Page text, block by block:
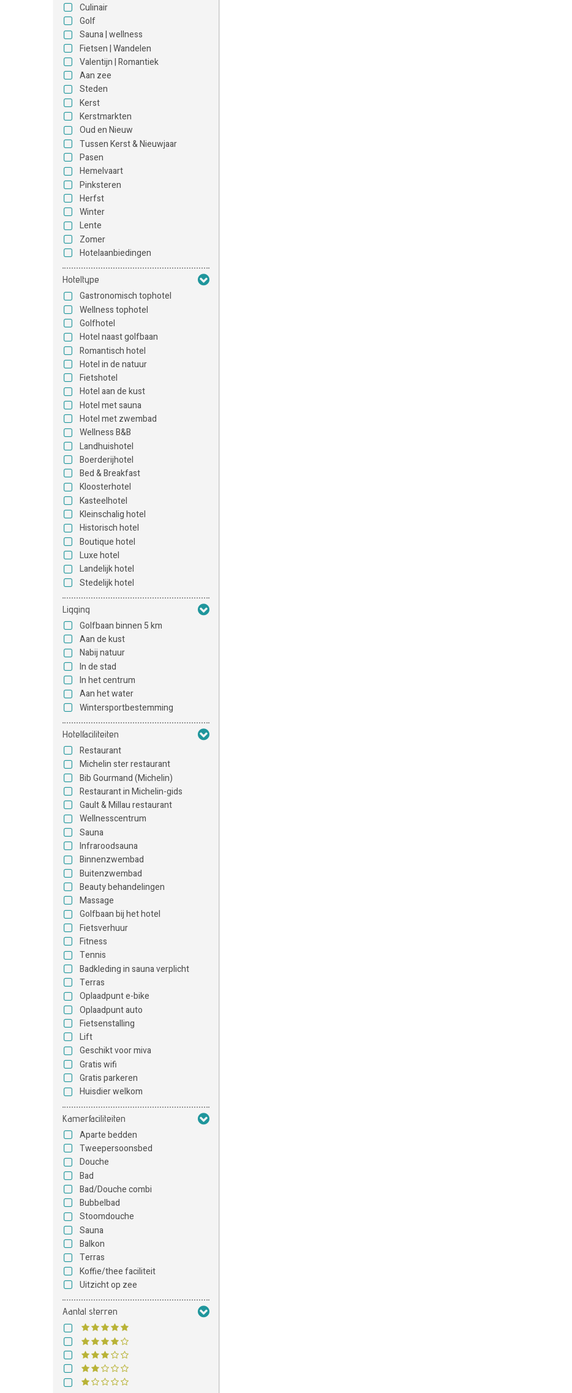
Culinair
Golf
Sauna | wellness
Fietsen | Wandelen
Valentijn | Romantiek
Aan zee
Steden
Kerst
Kerstmarkten
Oud en Nieuw
Tussen Kerst & Nieuwjaar
Pasen
Hemelvaart
Pinksteren
Herfst
Winter
Lente
Zomer
Hotelaanbiedingen
Hoteltype
Gastronomisch tophotel
Wellness tophotel
Golfhotel
Hotel naast golfbaan
Romantisch hotel
Hotel in de natuur
Fietshotel
Hotel aan de kust
Hotel met sauna
Hotel met zwembad
Wellness B&B
Landhuishotel
Boerderijhotel
Bed & Breakfast
Kloosterhotel
Kasteelhotel
Kleinschalig hotel
Historisch hotel
Boutique hotel
Luxe hotel
Landelijk hotel
Stedelijk hotel
Ligging
Golfbaan binnen 5 km
Aan de kust
Nabij natuur
In de stad
In het centrum
Aan het water
Wintersportbestemming
Hotelfaciliteiten
Restaurant
Michelin ster restaurant
Bib Gourmand (Michelin)
Restaurant in Michelin-gids
Gault & Millau restaurant
Wellnesscentrum
Sauna
Infraroodsauna
Binnenzwembad
Buitenzwembad
Beauty behandelingen
Massage
Golfbaan bij het hotel
Fietsverhuur
Fitness
Tennis
Badkleding in sauna verplicht
Terras
Oplaadpunt e-bike
Oplaadpunt auto
Fietsenstalling
Lift
Geschikt voor miva
Gratis wifi
Gratis parkeren
Huisdier welkom
Kamerfaciliteiten
Aparte bedden
Tweepersoonsbed
Douche
Bad
Bad/Douche combi
Bubbelbad
Stoomdouche
Sauna
Balkon
Terras
Koffie/thee faciliteit
Uitzicht op zee
Aantal sterren